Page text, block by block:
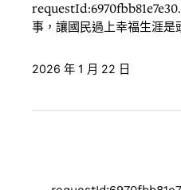
事，讓國民過上幸福生涯是
2026 年 1 月 22 日